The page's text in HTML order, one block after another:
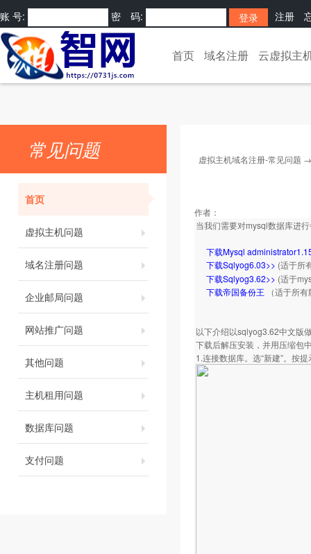
账 号: 密 码: 注册
[] 首页 域名注册 云虚拟主
常见问题
首页
虚拟主机问题
域名注册问题
企业邮局问题
网站推广问题
其他问题
主机租用问题
数据库问题
支付问题
虚拟主机域名注册-常见问题
作者：
当我们需要对mysql数据库进
下载Mysql
下载Sqlyog6.03>> (适于所
下载Sqlyog3.62>> (适于
下载帝国备份王 （适于所
以下介绍以sqlyog3.62中文版
下载后解压安装，并用压缩包
1.连接数据库。选“新建”。按